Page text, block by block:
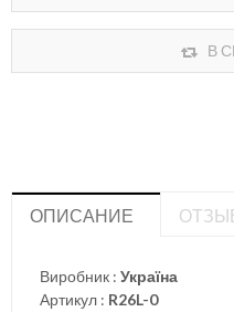
В
ОПИСАНИЕ
Виробник : Україна
Артикул : R26L-0